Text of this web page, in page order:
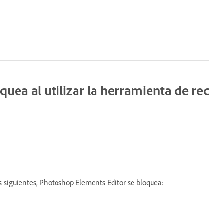
al utilizar la herramienta de
Photoshop Elements Editor se bloquea: